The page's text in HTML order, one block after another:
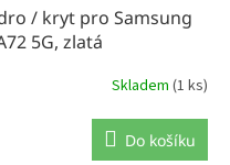
/ kryt pro Samsung
5G, zlatá
Skladem (1 ks)
Do košíku